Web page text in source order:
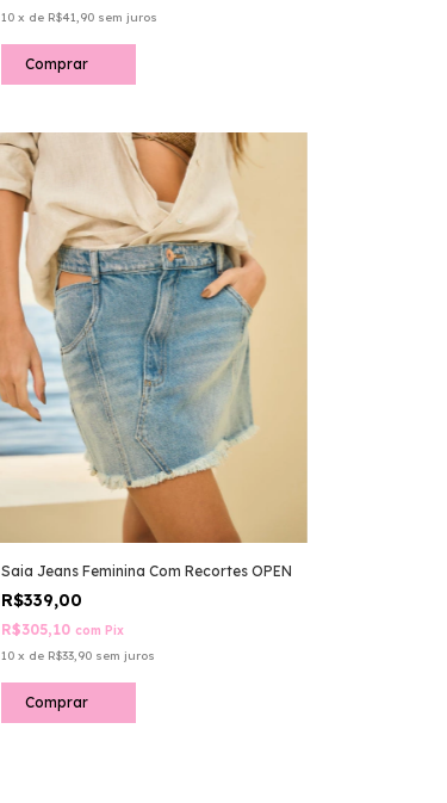
10 x de R$41,90 sem juros
Comprar
Saia Jeans Feminina Com Recortes OPEN
R$339,00
R$305,10com Pix
10 x de R$33,90 sem juros
Comprar